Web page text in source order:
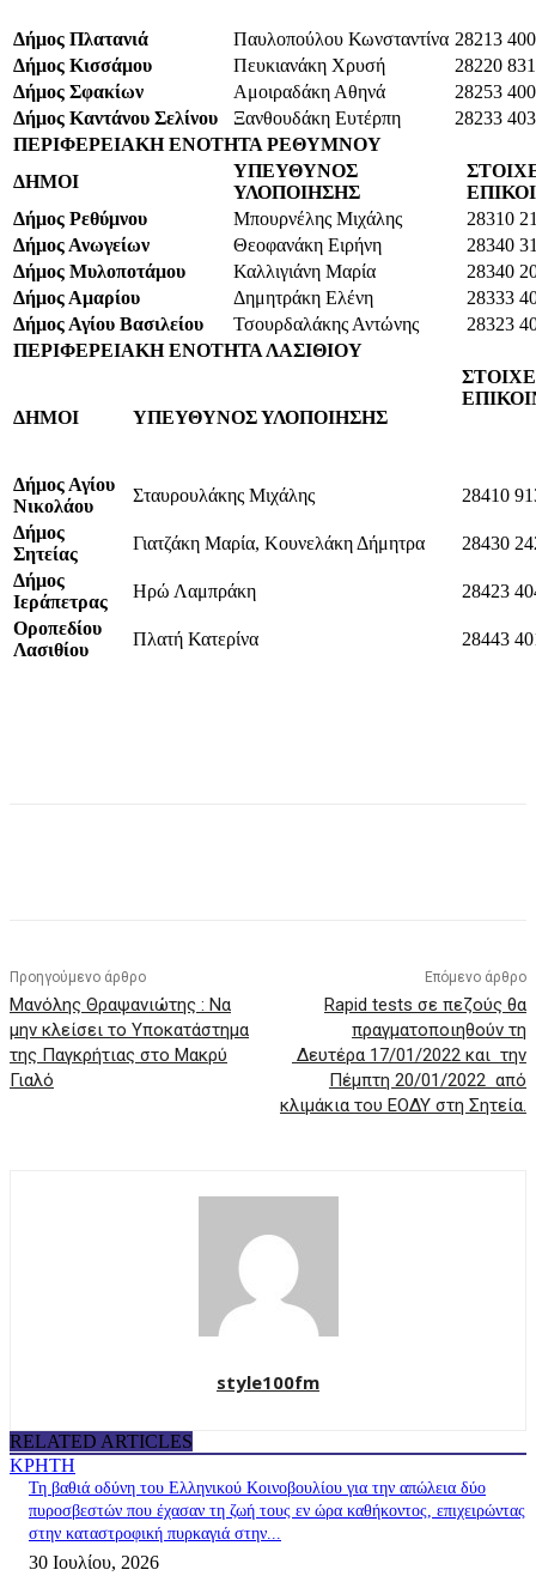
Δήμος Πλατανιά Παυλοπούλου Κωνσταντίνα 28213
Δήμος Κισσάμου
Πευκιανάκη Χρυσή
28220
Δήμος Σφακίων
Αμοιραδάκη Αθηνά
28253
Δήμος Καντάνου Σελίνου
Ξανθουδάκη Ευτέρπη
28233
ΠΕΡΙΦΕΡΕΙΑΚΗ ΕΝΟΤΗΤΑ ΡΕΘΥΜΝΟΥ
ΔΗΜΟΙ
ΥΠΕΥΘΥΝΟΣ
ΥΛΟΠΟΙΗΣΗΣ
Δήμος Ρεθύμνου
Μπουρνέλης Μιχάλης
28310
Δήμος Ανωγείων
Θεοφανάκη Ειρήνη
28340
Δήμος Μυλοποτάμου
Καλλιγιάνη Μαρία
28340
Δήμος Αμαρίου
Δημητράκη Ελένη
28333
Δήμος Αγίου Βασιλείου
Τσουρδαλάκης Αντώνης
28323
ΠΕΡΙΦΕΡΕΙΑΚΗ ΕΝΟΤΗΤΑ ΛΑΣΙΘΙΟΥ
ΔΗΜΟΙ ΥΠΕΥΘΥΝΟΣ ΥΛΟΠΟΙΗΣΗΣ
Δήμος Αγίου
Νικολάου
Σταυρουλάκης Μιχάλης
28410
Δήμος
Σητείας
Γιατζάκη Μαρία, Κουνελάκη Δήμητρα
28430
Δήμος
Ιεράπετρας
Ηρώ Λαμπράκη
28423
Οροπεδίου
Λασιθίου
Πλατή Κατερίνα 28443
Προηγούμενο άρθρο
Μανόλης Θραψανιώτης : Να
μην κλείσει το Υποκατάστημα
της Παγκρήτιας στο Μακρύ
Γιαλό
Επόμενο άρθρο
Rapid tests σε πεζούς θα
πραγματοποιηθούν τη
Δευτέρα 17/01/2022 και την
Πέμπτη 20/01/2022 από
κλιμάκια του ΕΟΔΥ στη Σητεία.
style100fm
RELATED ARTICLES
ΚΡΗΤΗ
Τη βαθιά οδύνη του Ελληνικού Κοινοβουλίου για την απώλεια δύο
πυροσβεστών που έχασαν τη ζωή τους εν ώρα καθήκοντος, επιχειρώντας
στην καταστροφική πυρκαγιά στην...
30 Ιουλίου, 2026